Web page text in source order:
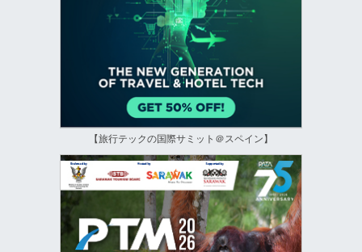
【旅行テックの国際サミット＠スペイン】